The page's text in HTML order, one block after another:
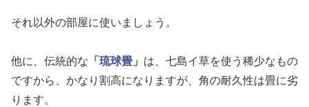
それ以外の部屋に使いましょう。
他に、伝統的な 「琉球畳」 は、七島イ草を使う稀少なもの
ですから、かなり割高になりますが、角の耐久性は畳に劣
ります。